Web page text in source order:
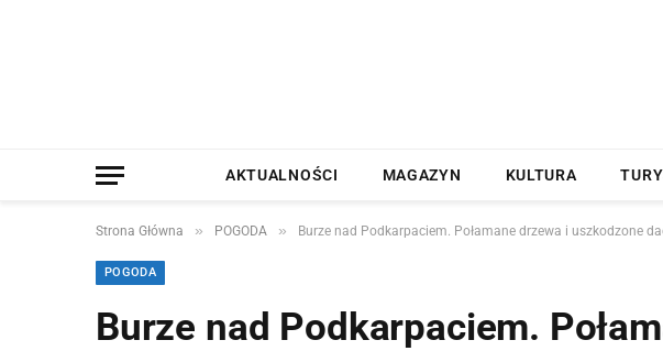
AKTUALNOŚCI MAGAZYN KULTURA
Strona Główna » POGODA » Burze nad Podkarpaciem. Połamane drzewa i uszkodzone
POGODA
Burze nad Podkarpaciem.